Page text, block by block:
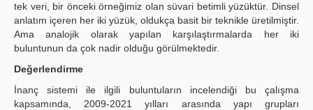
tek veri, bir önceki örneğimiz olan süvari betimli yüzüktür. Dinsel
anlatım içeren her iki yüzük, oldukça basit bir teknikle üretilmiştir.
Ama analojik olarak yapılan karşılaştırmalarda her iki
buluntunun da çok nadir olduğu görülmektedir.
Değerlendirme
İnanç sistemi ile ilgili buluntuların incelendiği bu çalışma
kapsamında, 2009-2021 yılları arasında yapı grupları